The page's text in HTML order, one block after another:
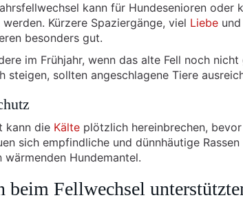
kann für Hundesenioren oder
Kürzere Spaziergänge, viel Liebe
besonders gut.
im Frühjahr, wenn das alte Fell noch
steigen, sollten angeschlagene Tiere
kann die Kälte plötzlich hereinbrechen,
sich empfindliche und dünnhäutige
wärmenden Hundemantel.
beim Fellwechsel